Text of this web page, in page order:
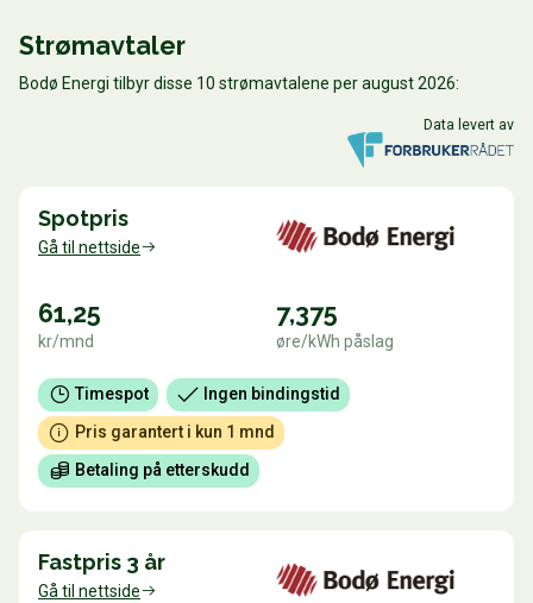
Strømavtaler
Bodø Energi tilbyr disse 10 strømavtalene per august 2026:
Data levert av
Spotpris
Gå til nettside
61,25
kr/mnd
7,375
øre/kWh påslag
Timespot
Ingen bindingstid
Pris garantert i kun 1 mnd
Betaling på etterskudd
Fastpris 3 år
Gå til nettside